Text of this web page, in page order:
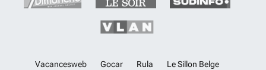
Vacancesweb Gocar Rula
Le Sillon Belge